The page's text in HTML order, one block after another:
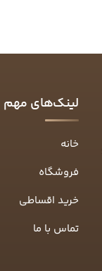
لینک‌های مهم
خانه
فروشگاه
خرید اقساطی
تماس با ما